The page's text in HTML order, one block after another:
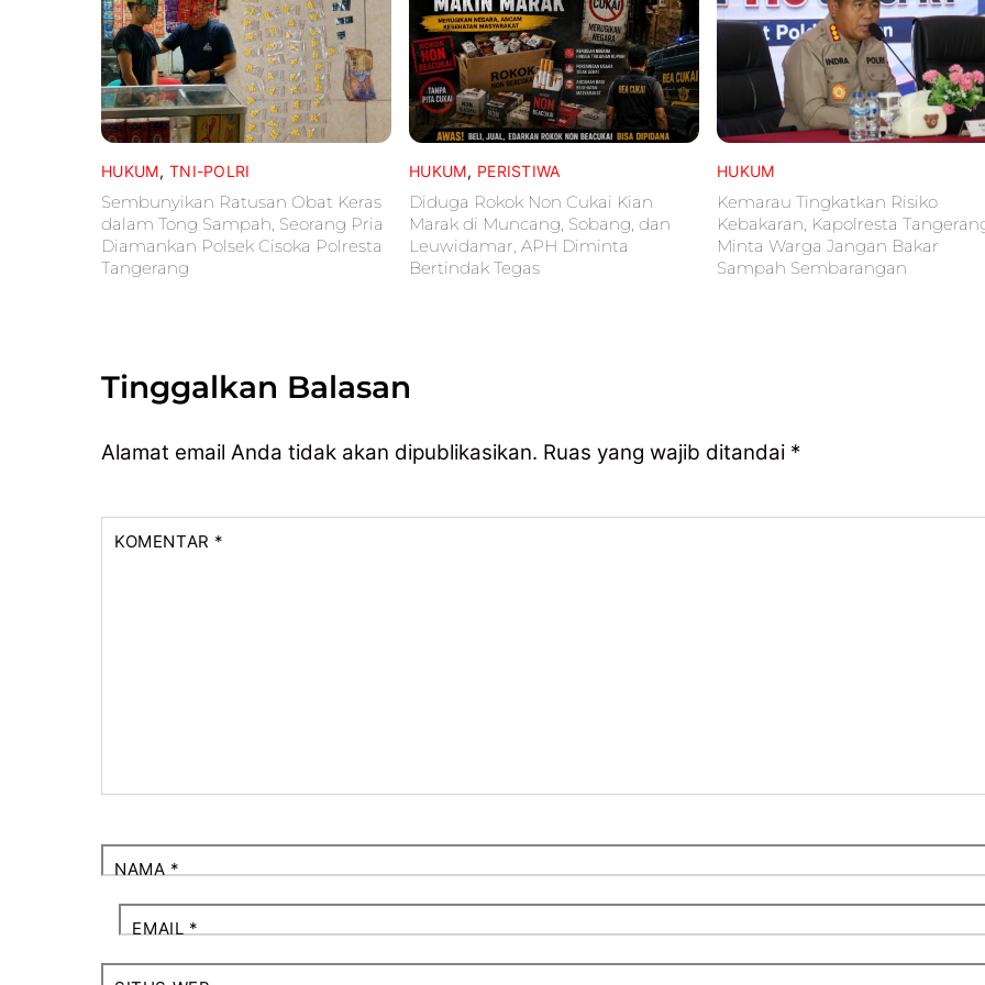
HUKUM, TNI-POLRI
Sembunyikan Ratusan Obat Keras
dalam Tong Sampah, Seorang Pria
Diamankan Polsek Cisoka Polresta
Tangerang
HUKUM, PERISTIWA
Diduga Rokok Non Cukai Kian
Marak di Muncang, Sobang, dan
Leuwidamar, APH Diminta
Bertindak Tegas
HUKUM
Kemarau Tingkatkan Risiko
Kebakaran, Kapolresta
Minta Warga Jangan Bakar
Sampah Sembarangan
Tinggalkan Balasan
Alamat email Anda tidak akan dipublikasikan. Ruas yang wajib ditandai *
KOMENTAR *
NAMA *
EMAIL *